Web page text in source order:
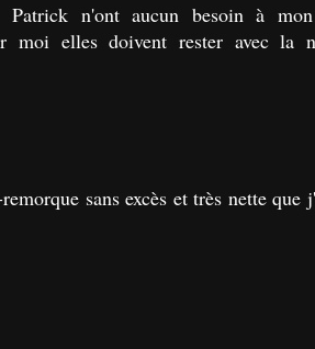
Patrick n'ont aucun besoin à
moi elles doivent rester avec la
sans excès et très nette